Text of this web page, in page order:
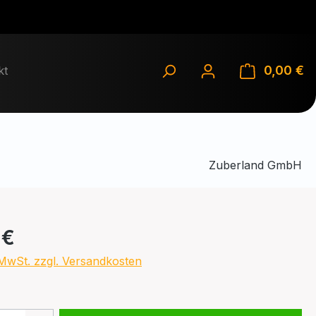
0,00 €
Zuberland GmbH
zzgl. Versandkosten